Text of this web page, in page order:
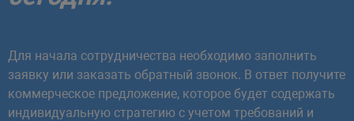
Для начала сотрудничества необходимо заполнить
заявку или заказать обратный звонок. В ответ получите
коммерческое предложение, которое будет содержать
индивидуальную стратегию с учетом требований и